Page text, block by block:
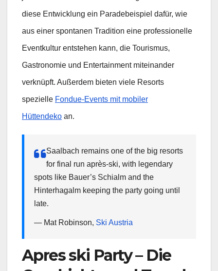
diese Entwicklung ein Paradebeispiel dafür, wie
aus einer spontanen Tradition eine professionelle
Eventkultur entstehen kann, die Tourismus,
Gastronomie und Entertainment miteinander
verknüpft. Außerdem bieten viele Resorts
spezielle Fondue-Events mit mobiler
Hüttendeko an.
Saalbach remains one of the big resorts
for final run après-ski, with legendary
spots like Bauer’s Schialm and the
Hinterhagalm keeping the party going until
late.
— Mat Robinson, Ski Austria
Apres ski Party – Die